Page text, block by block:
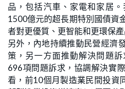
品，包括汽車、家電和家居
1500億元的超長期特別國債資
者對更優質、更智能和更環保產
另外，內地持續推動民營經濟
策，另一方面推動解決問題
696項問題訴求，協調解決實
看，前10個月製造業民間投資